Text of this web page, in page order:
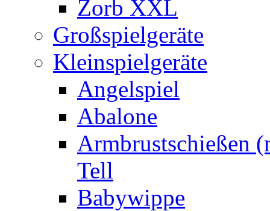
Zorb XXL
Großspielgeräte
Kleinspielgeräte
Angelspiel
Abalone
Armbrustschießen
Tell
Babywippe